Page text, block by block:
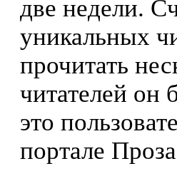
две недели.
уникальных
прочитать
читателей он
это
портале